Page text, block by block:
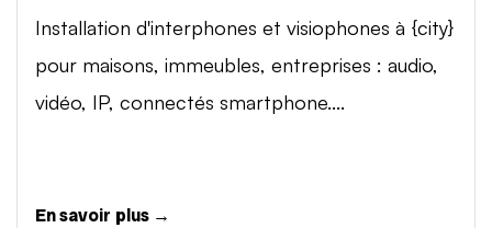
Installation d'interphones et visiophones à {city}
pour maisons, immeubles, entreprises : audio,
vidéo, IP, connectés smartphone....
En savoir plus →